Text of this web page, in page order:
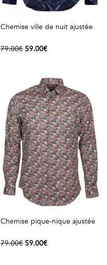
Chemise ville de nuit ajustée
79.00€ 59.00€
Chemise pique-nique ajustée
79.00€ 59.00€